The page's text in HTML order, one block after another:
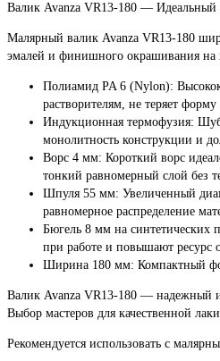
Валик Avanza VR13-180 — Идеальный
Малярный валик Avanza VR13-180
эмалей и финишного окрашивания на
Полиамид PA 6 (Nylon):
растворителям, не теряет
Индукционная термофузия:
монолитность конструкции и
Ворс 4 мм: Короткий ворс
тонкий равномерный слой без
Шпуля 55 мм: Увеличенный
равномерное распределение
Бюгель 8 мм на синтетических
при работе и повышают ресурс
Ширина 180 мм: Компактный
Валик Avanza VR13-180 — надежный
Выбор мастеров для качественной
Рекомендуется использовать с